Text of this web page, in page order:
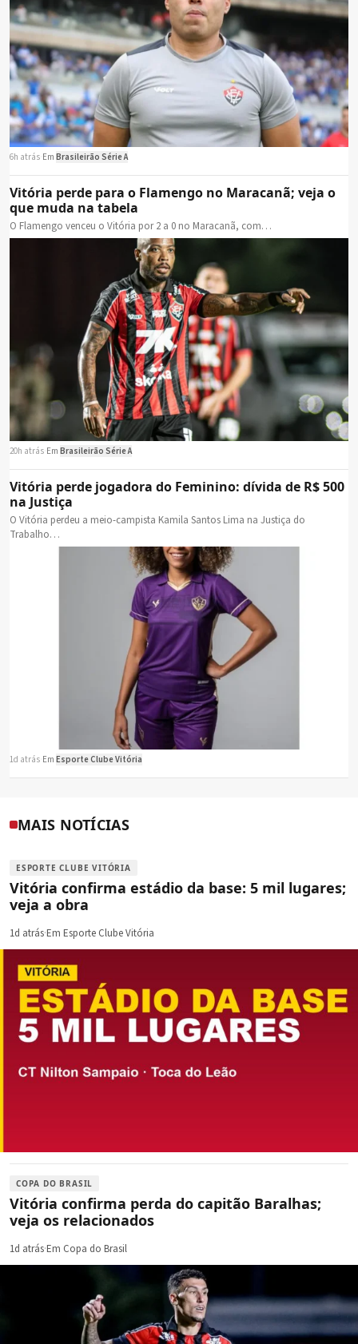
6h atrás Em Brasileirão Série A
Vitória perde para o Flamengo no Maracanã; veja o
que muda na tabela
O Flamengo venceu o Vitória por 2 a 0 no Maracanã, com…
20h atrás Em Brasileirão Série A
Vitória perde jogadora do Feminino: dívida de R$ 500
na Justiça
O Vitória perdeu a meio-campista Kamila Santos Lima na Justiça do
Trabalho…
1d atrás Em Esporte Clube Vitória
MAIS NOTÍCIAS
ESPORTE CLUBE VITÓRIA
Vitória confirma estádio da base: 5 mil lugares;
veja a obra
1d atrás·Em Esporte Clube Vitória
COPA DO BRASIL
Vitória confirma perda do capitão Baralhas;
veja os relacionados
1d atrás·Em Copa do Brasil